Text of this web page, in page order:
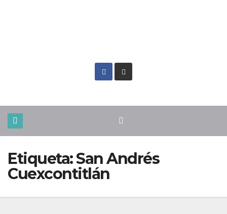
Etiqueta:San Andrés
Cuexcontitlán